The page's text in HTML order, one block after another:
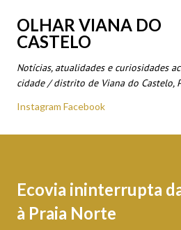
Avançar para o
OLHAR VIANA DO
CASTELO
Notícias, atualidades e curiosidades
cidade / distrito de Viana do Castelo,
Instagram Facebook
Ecovia ininterrupta
à Praia Norte